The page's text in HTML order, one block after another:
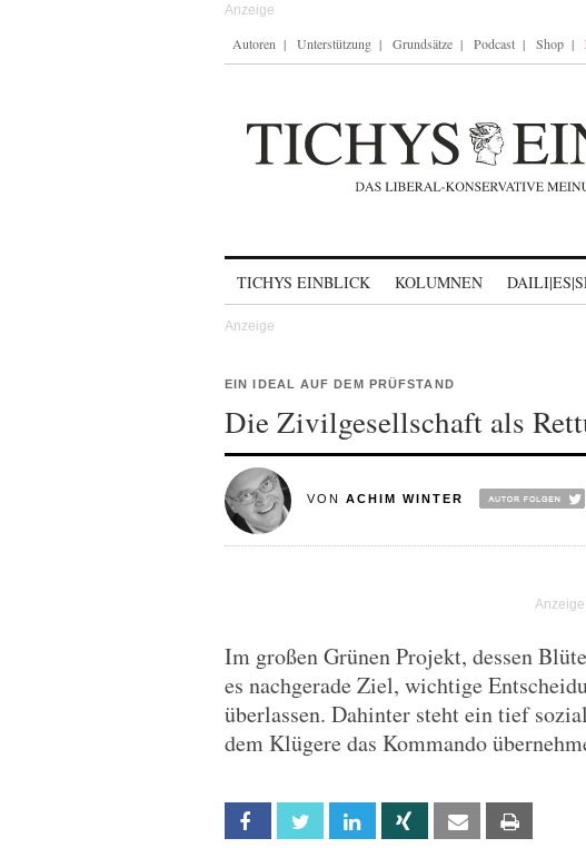
Autoren Unterstützung Grundsätze Podcast Shop
TICHYS EINBLICK KOLUMNEN
EIN IDEAL AUF DEM PRÜFSTAND
Die Zivilgesellschaft als
VON ACHIM WINTER
Im großen Grünen Projekt, dessen
es nachgerade Ziel, wichtige
überlassen. Dahinter steht ein tief
dem Klügere das Kommando
Facebook Twitter Linkedin Xing Email